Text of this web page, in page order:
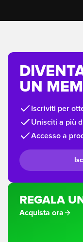
UN
Iscriviti per
Unisciti a più
Accesso a
REGALA
Acquista ora